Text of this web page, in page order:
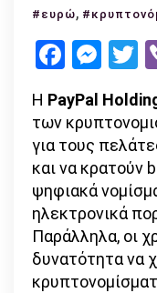
–
οι
#ευρώ,
Η PayPal
των
για τους
και να κρατούν
ψηφιακά
ηλεκτρονικά
Παράλληλα, οι
δυνατότητα να